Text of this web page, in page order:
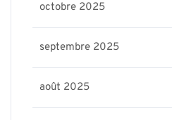
octobre 2025
septembre 2025
août 2025